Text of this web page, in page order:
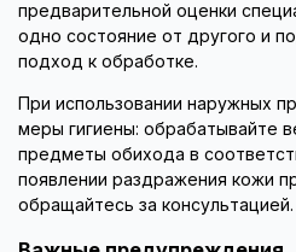
предварительной оценки
одно состояние от другого и
подход к обработке.
При использовании наружных
меры гигиены: обрабатывайте
предметы обихода в
появлении раздражения кожи
обращайтесь за консультацией.